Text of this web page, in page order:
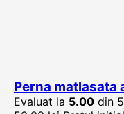
Perna matlasata
Evaluat la 5.00 din 5